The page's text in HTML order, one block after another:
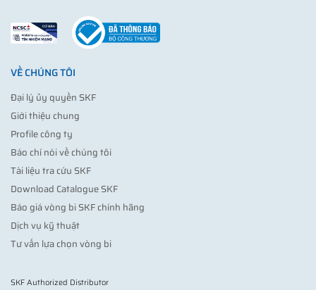
VỀ CHÚNG TÔI
Đại lý ủy quyền SKF
Giới thiệu chung
Profile công ty
Báo chí nói về chúng tôi
Tài liệu tra cứu SKF
Download Catalogue SKF
Báo giá vòng bi SKF chính hãng
Dịch vụ kỹ thuật
Tư vấn lựa chọn vòng bi
SKF Authorized Distributor